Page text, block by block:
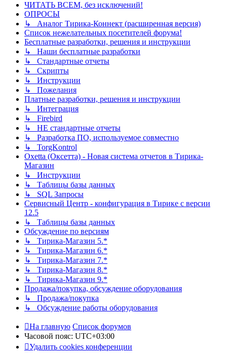
ЧИТАТЬ ВСЕМ, без исключений!
ОПРОСЫ
↳ Аналог Тирика-Коннект (расширенная версия)
Список нежелательных посетителей форума!
Бесплатные разработки, решения и инструкции
↳ Наши бесплатные разработки
↳ Стандартные отчеты
↳ Скрипты
↳ Инструкции
↳ Пожелания
Платные разработки, решения и инструкции
↳ Интеграция
↳ Firebird
↳ НЕ стандартные отчеты
↳ Разработка ПО, используемое совместно
↳ TorgKontrol
Oxetta (Оксетта) - Новая система отчетов в Тирика-
Магазин
↳ Инструкции
↳ Таблицы базы данных
↳ SQL Запросы
Сервисный Центр - конфигурация в Тирике с версии
12.5
↳ Таблицы базы данных
Обсуждение по версиям
↳ Тирика-Магазин 5.*
↳ Тирика-Магазин 6.*
↳ Тирика-Магазин 7.*
↳ Тирика-Магазин 8.*
↳ Тирика-Магазин 9.*
Продажа/покупка, обсуждение оборудования
↳ Продажа/покупка
↳ Обсуждение работы оборудования
На главную Список форумов
Часовой пояс: UTC+03:00
Удалить cookies конференции